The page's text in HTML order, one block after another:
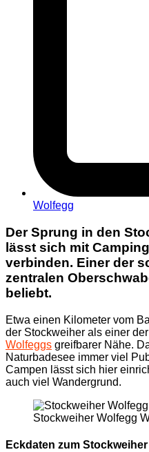
Wolfegg
Der Sprung in den
lässt sich mit
verbinden. Einer der
zentralen
beliebt.
Etwa einen Kilometer vom
der Stockweiher als einer
Wolfeggs greifbarer Nähe.
Naturbadesee immer viel
Campen lässt sich hier
auch viel Wandergrund.
Stockweiher Wolfegg
Eckdaten zum Stockweiher